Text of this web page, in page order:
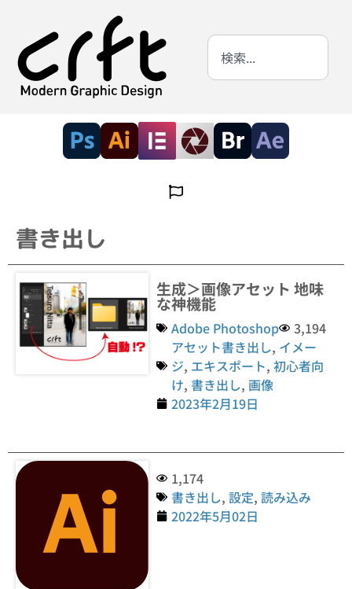
書き出し
生成＞画像アセット 地味
な神機能
Adobe Photoshop
3,194
アセット書き出し, イメー
ジ, エキスポート,初心者向
け, 書き出し, 画像
2023年2月19日
1,174
書き出し,設定,読み込み
2022年5月02日